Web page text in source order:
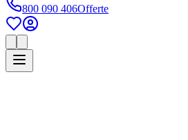
800 090 406Offerte